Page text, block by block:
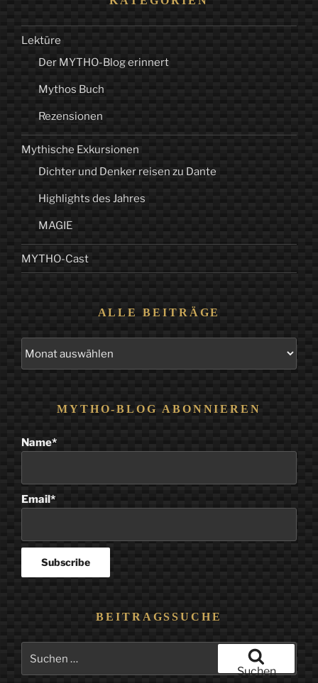
Lektüre
Der MYTHO-Blog erinnert
Mythos Buch
Rezensionen
Mythische Exkursionen
Dichter und Denker reisen zu Dante
Highlights des Jahres
MAGIE
MYTHO-Cast
ALLE BEITRÄGE
MYTHO-BLOG ABONNIEREN
Name*
Email*
BEITRAGSSUCHE
nach:
Suchen